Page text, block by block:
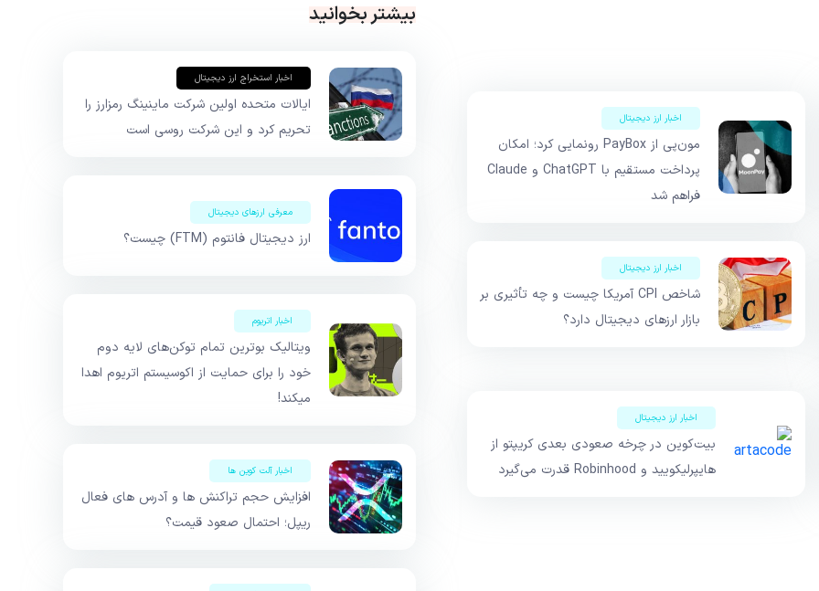
اخبار ارز دیجیتال
مون‌پی از PayBox رونمایی کرد؛ امکان
پرداخت مستقیم با ChatGPT و Claude
فراهم شد
اخبار ارز دیجیتال
شاخص CPI آمریکا چیست و چه تأثیری بر
بازار ارزهای دیجیتال دارد؟
اخبار ارز دیجیتال
بیت‌کوین در چرخه صعودی بعدی کریپتو از
هایپرلیکویید و Robinhood قدرت می‌گیرد
بیشتر بخوانید
اخبار استخراج ارز دیجیتال
ایالات متحده اولین شرکت ماینینگ رمزارز را
تحریم کرد و این شرکت روسی است
معرفی ارزهای دیجیتال
ارز دیجیتال فانتوم (FTM) چیست؟
اخبار اتریوم
ویتالیک بوترین تمام توکن‌های لایه دوم
خود را برای حمایت از اکوسیستم اتریوم اهدا
میکند!
اخبار آلت کوین ها
افزایش حجم تراکنش ها و آدرس های فعال
ریپل؛ احتمال صعود قیمت؟